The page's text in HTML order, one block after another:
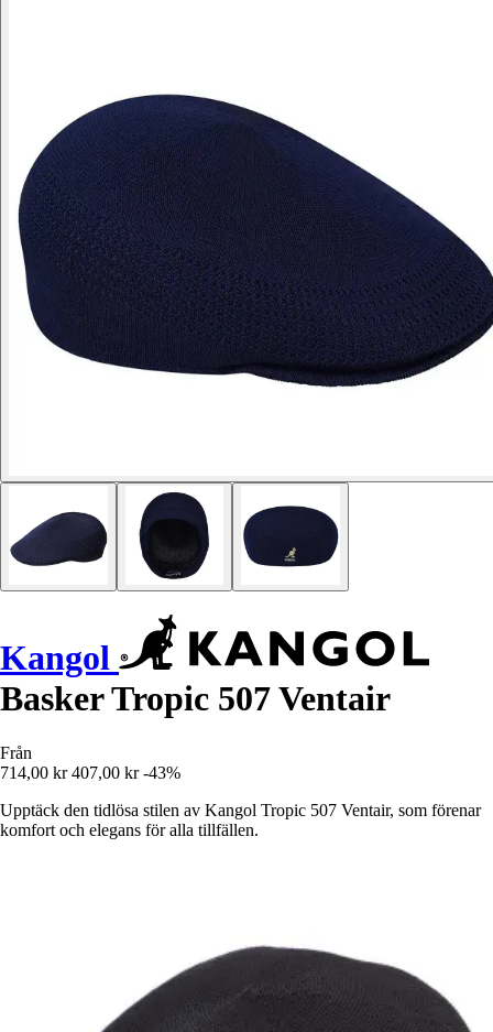
Kangol
Basker Tropic 507 Ventair
Från
714,00 kr 407,00 kr -43%
Upptäck den tidlösa stilen av Kangol Tropic 507 Ventair, som förenar
komfort och elegans för alla tillfällen.